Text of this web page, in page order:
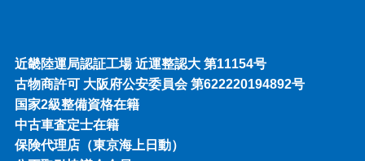
近畿陸運局認証工場 近運整認大 第11154号
古物商許可 大阪府公安委員会 第622220194892号
国家2級整備資格在籍
中古車査定士在籍
保険代理店（東京海上日動）